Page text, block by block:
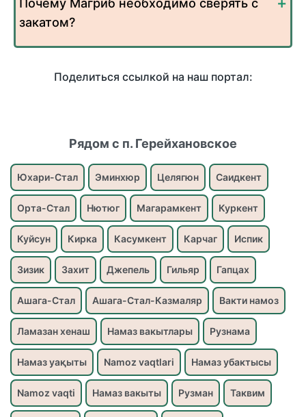
Почему Магриб необходимо сверять с
закатом?
Поделиться ссылкой на наш портал:
Рядом с п. Герейхановское
Юхари-Стал Эминхюр Целягюн Саидкент
Орта-Стал Нютюг Магарамкент Куркент
Куйсун Кирка Касумкент Карчаг Испик
Зизик Захит Джепель Гильяр Гапцах
Ашага-Стал Ашага-Стал-Казмаляр Вакти намоз
Ламазан хенаш Намаз вакытлары Рузнама
Намаз уақыты Namoz vaqtlari Намаз убактысы
Namoz vaqti Намаз вакыты Рузман Таквим